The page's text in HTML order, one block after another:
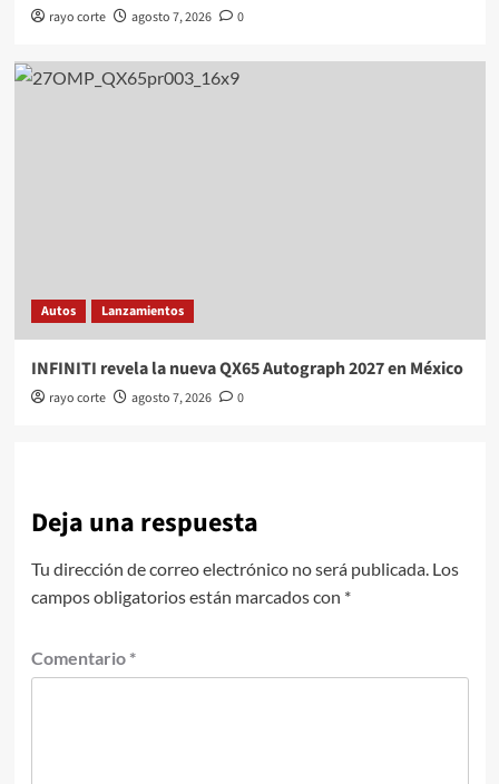
rayo corte agosto 7, 2026 0
Autos Lanzamientos
INFINITI revela la nueva QX65 Autograph 2027 en México
rayo corte agosto 7, 2026 0
Deja una respuesta
Tu dirección de correo electrónico no será publicada. Los
campos obligatorios están marcados con *
Comentario *